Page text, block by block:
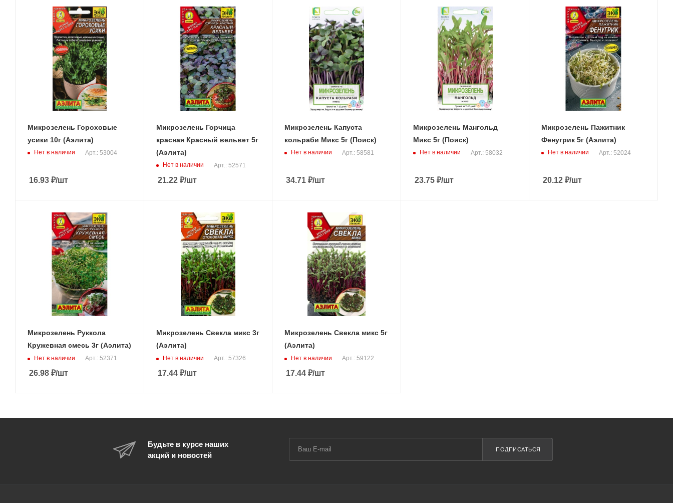
Микрозелень Гороховые
усики 10г (Аэлита)
Нет в наличии Арт.: 53004
16.93 ₽/шт
Микрозелень Горчица
красная Красный вельвет 5г
(Аэлита)
Нет в наличии Арт.: 52571
21.22₽/шт
Микрозелень Капуста
кольраби Микс 5г (Поиск)
Нет в наличии Арт.: 58581
34.71 ₽/шт
Микрозелень Мангольд
Микс 5г (Поиск)
Нет в наличии Арт.: 58032
23.75₽/шт
Микрозелень Пажитник
Фенугрик 5г (Аэлита)
Нет в наличии Арт.: 52024
20.12 ₽/шт
Микрозелень Руккола
Кружевная смесь 3г (Аэлита)
Нет в наличии Арт.: 52371
26.98 ₽/шт
Микрозелень Свекла микс 3г
(Аэлита)
Нет в наличии Арт.: 57326
17.44₽/шт
Микрозелень Свекла микс 5г
(Аэлита)
Нет в наличии Арт.: 59122
17.44 ₽/шт
Будьте в курсе наших
акций и новостей
ПОДПИСАТЬСЯ